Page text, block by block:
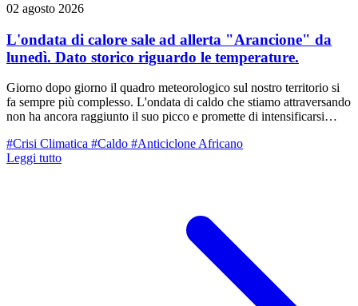
02 agosto 2026
L'ondata di calore sale ad allerta "Arancione" da
lunedì. Dato storico riguardo le temperature.
Giorno dopo giorno il quadro meteorologico sul nostro territorio si
fa sempre più complesso. L'ondata di caldo che stiamo attraversando
non ha ancora raggiunto il suo picco e promette di intensificarsi
l'Agenzia per la sicurezza territoriale, la Protezione Civile e ARPAE
hanno innalzato il livello di criticità, emettendo l'Allerta n. 084/2026
#Crisi Climatica #Caldo #Anticiclone Africano
Leggi tutto